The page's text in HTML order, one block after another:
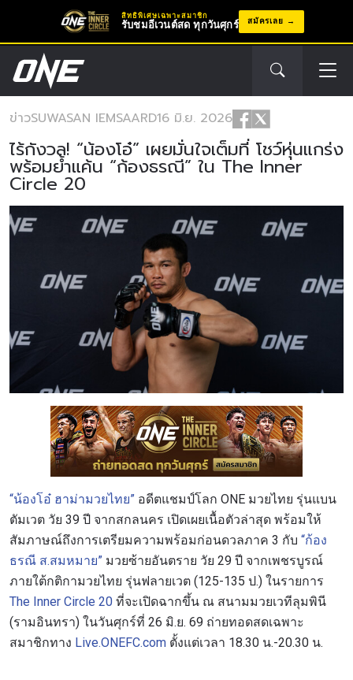
สิทธิพิเศษเฉพาะสมาชิก
รับชมอีเวนต์สด ทุกวันศุกร์ สมัครเลย
ข่าวSUWASAN IEMSAARD16 มิ.ย. 2026
ไร้กังวล! “น้องโอ๋” เผยมั่นใจเต็มที่ โชว์หุ่นแกร่ง
พร้อมย้ำแค้น “ก้องธรณี” ใน The Inner
Circle 20
“น้องโอ๋ ฮาม่ามวยไทย” อดีตแชมป์โลก ONE มวยไทย รุ่นแบน
ตัมเวต วัย 39 ปี จากสกลนคร เปิดเผยเนื้อตัวล่าสุด พร้อมให้
สัมภาษณ์ถึงการเตรียมความพร้อมก่อนดวลภาค 3 กับ “ก้อง
ธรณี ส.สมหมาย” มวยซ้ายอันตราย วัย 29 ปี จากเพชรบูรณ์
ภายใต้กติกามวยไทย รุ่นฟลายเวต (125-135 ป.) ในรายการ
The Inner Circle 20 ที่จะเปิดฉากขึ้น ณ สนามมวยเวทีลุมพินี
(รามอินทรา) ในวันศุกร์ที่ 26 มิ.ย. 69 ถ่ายทอดสดเฉพาะ
สมาชิกทาง Live.ONEFC.com ตั้งแต่เวลา 18.30 น.-20.30 น.